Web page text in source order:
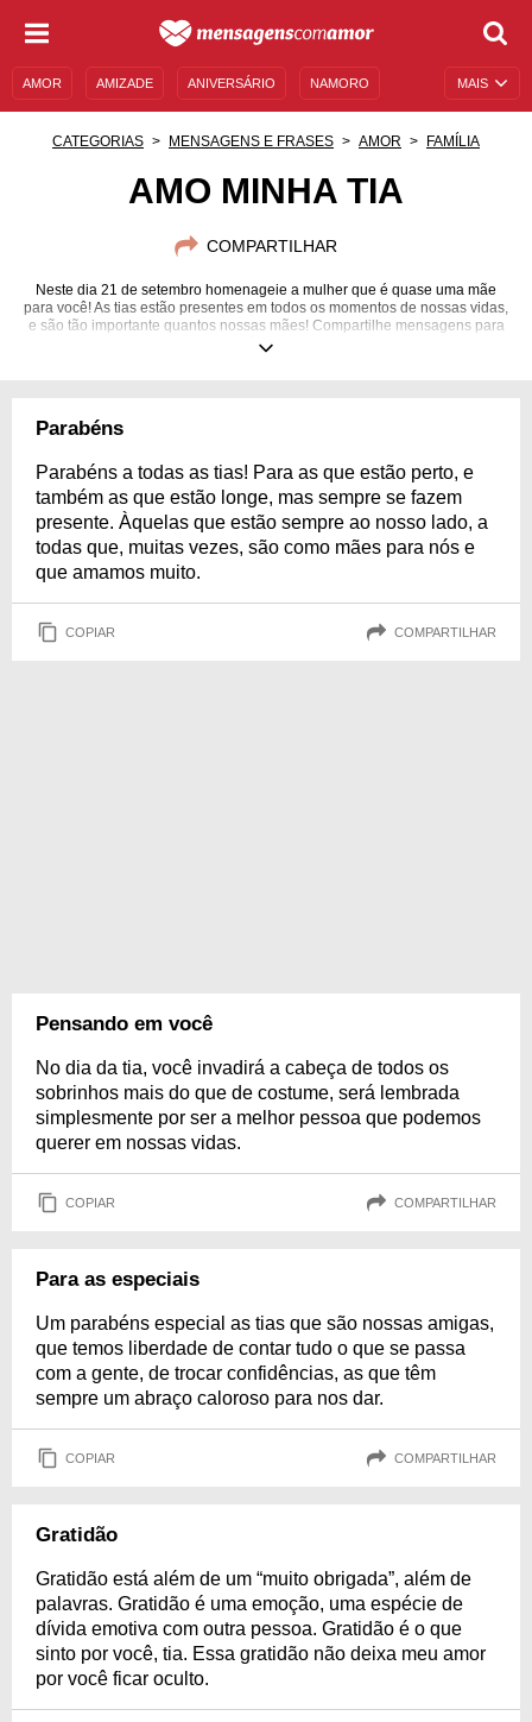
MAIS
AMOR AMIZADE ANIVERSÁRIO NAMORO
CATEGORIAS MENSAGENS E FRASES AMOR FAMÍLIA
AMO MINHA TIA
COMPARTILHAR
Neste dia 21 de setembro homenageie a mulher que é quase uma mãe
para você! As tias estão presentes em todos os momentos de nossas vidas,
e são tão importante quantos nossas mães! Compartilhe mensagens para
homenageá-las nesta data!
Parabéns
Parabéns a todas as tias! Para as que estão perto, e
também as que estão longe, mas sempre se fazem
presente. Àquelas que estão sempre ao nosso lado, a
todas que, muitas vezes, são como mães para nós e
que amamos muito.
COPIAR COMPARTILHAR
Pensando em você
No dia da tia, você invadirá a cabeça de todos os
sobrinhos mais do que de costume, será lembrada
simplesmente por ser a melhor pessoa que podemos
querer em nossas vidas.
COPIAR COMPARTILHAR
Para as especiais
Um parabéns especial as tias que são nossas amigas,
que temos liberdade de contar tudo o que se passa
com a gente, de trocar confidências, as que têm
sempre um abraço caloroso para nos dar.
COPIAR COMPARTILHAR
Gratidão
Gratidão está além de um “muito obrigada”, além de
palavras. Gratidão é uma emoção, uma espécie de
dívida emotiva com outra pessoa. Gratidão é o que
sinto por você, tia. Essa gratidão não deixa meu amor
por você ficar oculto.